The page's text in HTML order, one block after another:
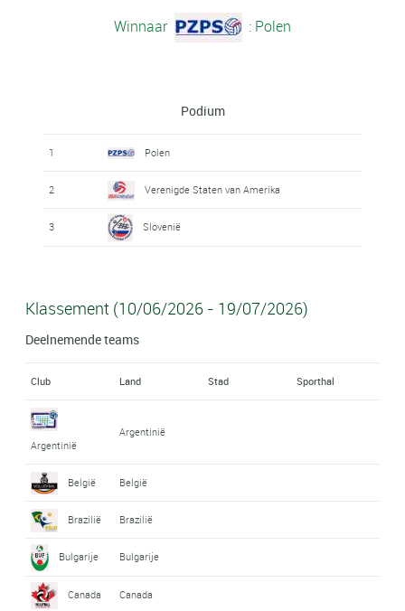
Winnaar : Polen
Podium
1 Polen
2 Verenigde Staten van Amerika
3 Slovenië
Klassement (10/06/2026 - 19/07/2026)
Deelnemende teams
Club Land Stad Sporthal
Argentinië
Argentinië
België België
Brazilië Brazilië
Bulgarije Bulgarije
Canada Canada